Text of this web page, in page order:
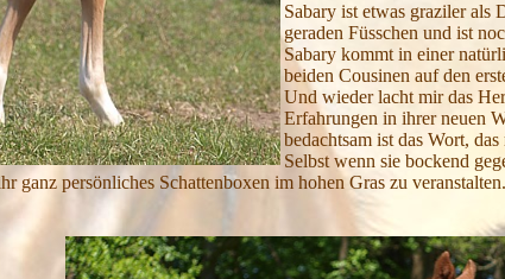
Sabary ist etwas graziler als
geraden Füsschen und ist
Sabary kommt in einer
beiden Cousinen auf den
Und wieder lacht mir das
Erfahrungen in ihrer neuen
bedachtsam ist das Wort,
Selbst wenn sie bockend
ganz persönliches Schattenboxen im hohen Gras zu veranstalten.